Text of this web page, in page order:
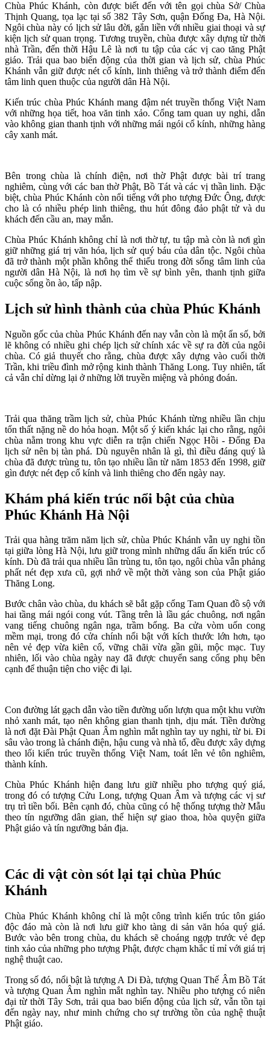
Chùa Phúc Khánh, còn được biết đến với tên gọi chùa Sở/ Chùa
Thịnh Quang, tọa lạc tại số 382 Tây Sơn, quận Đống Đa, Hà Nội.
Ngôi chùa này có lịch sử lâu đời, gắn liền với nhiều giai thoại và sự
kiện lịch sử quan trọng. Tương truyền, chùa được xây dựng từ thời
nhà Trần, đến thời Hậu Lê là nơi tu tập của các vị cao tăng Phật
giáo. Trải qua bao biến động của thời gian và lịch sử, chùa Phúc
Khánh vẫn giữ được nét cổ kính, linh thiêng và trở thành điểm đến
tâm linh quen thuộc của người dân Hà Nội.
Kiến trúc chùa Phúc Khánh mang đậm nét truyền thống Việt Nam
với những họa tiết, hoa văn tinh xảo. Cổng tam quan uy nghi, dẫn
vào không gian thanh tịnh với những mái ngói cổ kính, những hàng
cây xanh mát.
Bên trong chùa là chính điện, nơi thờ Phật được bài trí trang
nghiêm, cùng với các ban thờ Phật, Bồ Tát và các vị thần linh. Đặc
biệt, chùa Phúc Khánh còn nổi tiếng với pho tượng Đức Ông, được
cho là có nhiều phép linh thiêng, thu hút đông đảo phật tử và du
khách đến cầu an, may mắn.
Chùa Phúc Khánh không chỉ là nơi thờ tự, tu tập mà còn là nơi gìn
giữ những giá trị văn hóa, lịch sử quý báu của dân tộc. Ngôi chùa
đã trở thành một phần không thể thiếu trong đời sống tâm linh của
người dân Hà Nội, là nơi họ tìm về sự bình yên, thanh tịnh giữa
cuộc sống ồn ào, tấp nập.
Lịch sử hình thành của chùa Phúc Khánh
Nguồn gốc của chùa Phúc Khánh đến nay vẫn còn là một ẩn số, bởi
lẽ không có nhiều ghi chép lịch sử chính xác về sự ra đời của ngôi
chùa. Có giả thuyết cho rằng, chùa được xây dựng vào cuối thời
Trần, khi triều đình mở rộng kinh thành Thăng Long. Tuy nhiên, tất
cả vẫn chỉ dừng lại ở những lời truyền miệng và phỏng đoán.
Trải qua thăng trầm lịch sử, chùa Phúc Khánh từng nhiều lần chịu
tổn thất nặng nề do hỏa hoạn. Một số ý kiến khác lại cho rằng, ngôi
chùa nằm trong khu vực diễn ra trận chiến Ngọc Hồi - Đống Đa
lịch sử nên bị tàn phá. Dù nguyên nhân là gì, thì điều đáng quý là
chùa đã được trùng tu, tôn tạo nhiều lần từ năm 1853 đến 1998, giữ
gìn được nét đẹp cổ kính và linh thiêng cho đến ngày nay.
Khám phá kiến trúc nổi bật của chùa
Phúc Khánh Hà Nội
Trải qua hàng trăm năm lịch sử, chùa Phúc Khánh vẫn uy nghi tồn
tại giữa lòng Hà Nội, lưu giữ trong mình những dấu ấn kiến trúc cổ
kính. Dù đã trải qua nhiều lần trùng tu, tôn tạo, ngôi chùa vẫn phảng
phất nét đẹp xưa cũ, gợi nhớ về một thời vàng son của Phật giáo
Thăng Long.
Bước chân vào chùa, du khách sẽ bắt gặp cổng Tam Quan đồ sộ với
hai tầng mái ngói cong vút. Tầng trên là lầu gác chuông, nơi ngân
vang tiếng chuông ngân nga, trầm bổng. Ba cửa vòm uốn cong
mềm mại, trong đó cửa chính nổi bật với kích thước lớn hơn, tạo
nên vẻ đẹp vừa kiên cố, vững chãi vừa gần gũi, mộc mạc. Tuy
nhiên, lối vào chùa ngày nay đã được chuyển sang cổng phụ bên
cạnh để thuận tiện cho việc đi lại.
Con đường lát gạch dẫn vào tiền đường uốn lượn qua một khu vườn
nhỏ xanh mát, tạo nên không gian thanh tịnh, dịu mát. Tiền đường
là nơi đặt Đài Phật Quan Âm nghìn mắt nghìn tay uy nghi, từ bi. Đi
sâu vào trong là chánh điện, hậu cung và nhà tổ, đều được xây dựng
theo lối kiến trúc truyền thống Việt Nam, toát lên vẻ tôn nghiêm,
thành kính.
Chùa Phúc Khánh hiện đang lưu giữ nhiều pho tượng quý giá,
trong đó có tượng Cửu Long, tượng Quan Âm và tượng các vị sư
trụ trì tiền bối. Bên cạnh đó, chùa cũng có hệ thống tượng thờ Mẫu
theo tín ngưỡng dân gian, thể hiện sự giao thoa, hòa quyện giữa
Phật giáo và tín ngưỡng bản địa.
Các di vật còn sót lại tại chùa Phúc
Khánh
Chùa Phúc Khánh không chỉ là một công trình kiến trúc tôn giáo
độc đáo mà còn là nơi lưu giữ kho tàng di sản văn hóa quý giá.
Bước vào bên trong chùa, du khách sẽ choáng ngợp trước vẻ đẹp
tinh xảo của những pho tượng Phật, được chạm khắc tỉ mỉ với giá trị
nghệ thuật cao.
Trong số đó, nổi bật là tượng A Di Đà, tượng Quan Thế Âm Bồ Tát
và tượng Quan Âm nghìn mắt nghìn tay. Nhiều pho tượng có niên
đại từ thời Tây Sơn, trải qua bao biến động của lịch sử, vẫn tồn tại
đến ngày nay, như minh chứng cho sự trường tồn của nghệ thuật
Phật giáo.